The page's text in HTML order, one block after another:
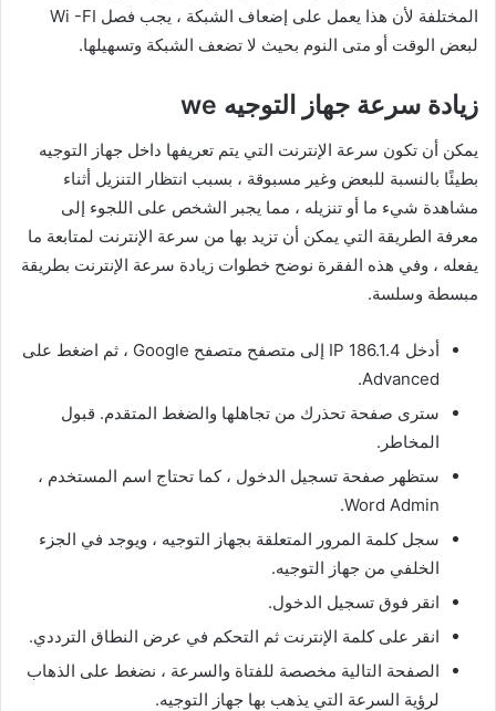
المختلفة لأن هذا يعمل على إضعاف الشبكة ، يجب فصل Wi -FI
لبعض الوقت أو متى النوم بحيث لا تضعف الشبكة وتسهيلها.
زيادة سرعة جهاز التوجيه we
يمكن أن تكون سرعة الإنترنت التي يتم تعريفها داخل جهاز التوجيه
بطيئًا بالنسبة للبعض وغير مسبوقة ، بسبب انتظار التنزيل أثناء
مشاهدة شيء ما أو تنزيله ، مما يجبر الشخص على اللجوء إلى
معرفة الطريقة التي يمكن أن تزيد بها من سرعة الإنترنت لمتابعة ما
يفعله ، وفي هذه الفقرة نوضح خطوات زيادة سرعة الإنترنت بطريقة
مبسطة وسلسة.
أدخل IP 186.1.4 إلى متصفح متصفح Google ، ثم اضغط على
Advanced.
سترى صفحة تحذرك من تجاهلها والضغط المتقدم. قبول
المخاطر.
ستظهر صفحة تسجيل الدخول ، كما تحتاج اسم المستخدم ،
Word Admin.
سجل كلمة المرور المتعلقة بجهاز التوجيه ، ويوجد في الجزء
الخلفي من جهاز التوجيه.
انقر فوق تسجيل الدخول.
انقر على كلمة الإنترنت ثم التحكم في عرض النطاق الترددي.
الصفحة التالية مخصصة للفتاة والسرعة ، نضغط على الذهاب
لرؤية السرعة التي يذهب بها جهاز التوجيه.